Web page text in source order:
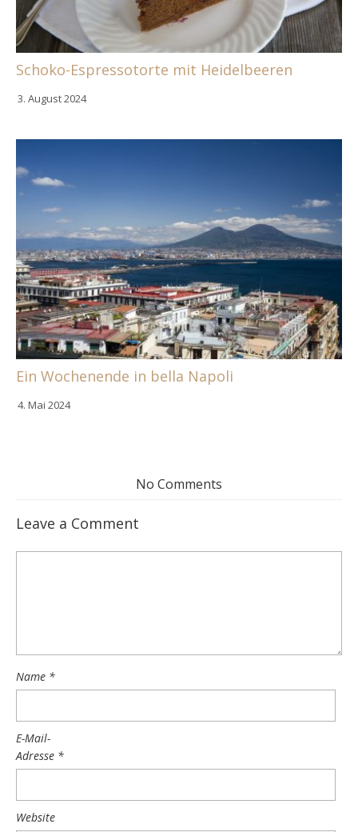
Schoko-Espressotorte mit Heidelbeeren
3. August 2024
Ein Wochenende in bella Napoli
4. Mai 2024
No Comments
Leave a Comment
Name *
E-Mail-
Adresse *
Website